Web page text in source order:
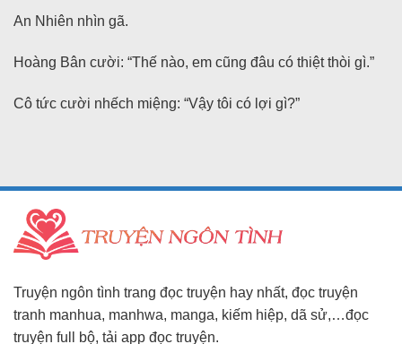
An Nhiên nhìn gã.
Hoàng Bân cười: “Thế nào, em cũng đâu có thiệt thòi gì.”
Cô tức cười nhếch miệng: “Vậy tôi có lợi gì?”
Truyện ngôn tình trang đọc truyện hay nhất, đọc truyện
tranh manhua, manhwa, manga, kiếm hiệp, dã sử,…đọc
truyện full bộ, tải app đọc truyện.